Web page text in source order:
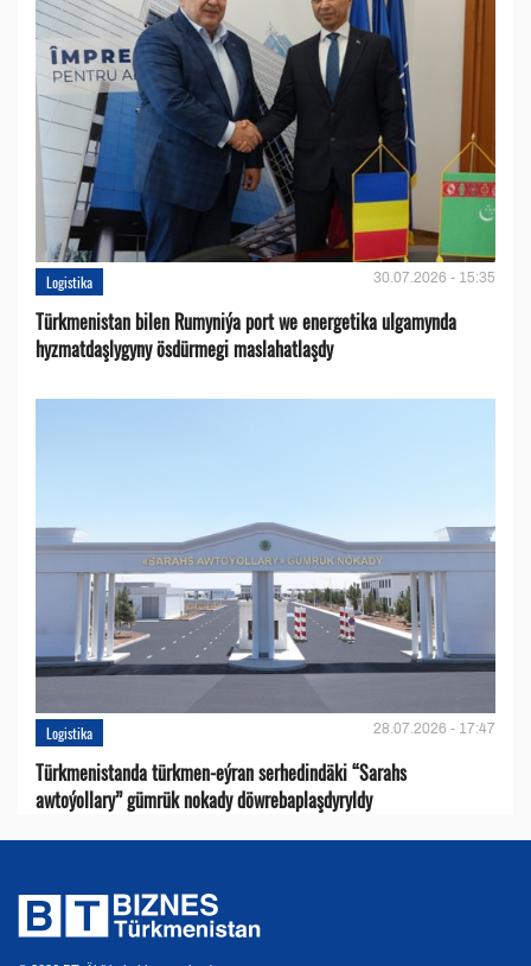
Logistika 30.07.2026 - 15:35
Türkmenistan bilen Rumyniýa port we energetika ulgamynda
hyzmatdaşlygyny ösdürmegi maslahatlaşdy
Logistika 28.07.2026 - 17:47
Türkmenistanda türkmen-eýran serhedindäki “Sarahs
awtoýollary” gümrük nokady döwrebaplaşdyryldy